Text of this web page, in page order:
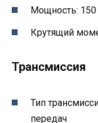
Мощность: 150
Крутящий
Трансмиссия
Тип
передач